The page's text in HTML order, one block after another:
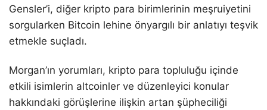
Gensler’i, diğer kripto para birimlerinin meşruiyetini
sorgularken Bitcoin lehine önyargılı bir anlatıyı teşvik
etmekle suçladı.
Morgan’ın yorumları, kripto para topluluğu içinde
etkili isimlerin altcoinler ve düzenleyici konular
hakkındaki görüşlerine ilişkin artan şüpheciliği